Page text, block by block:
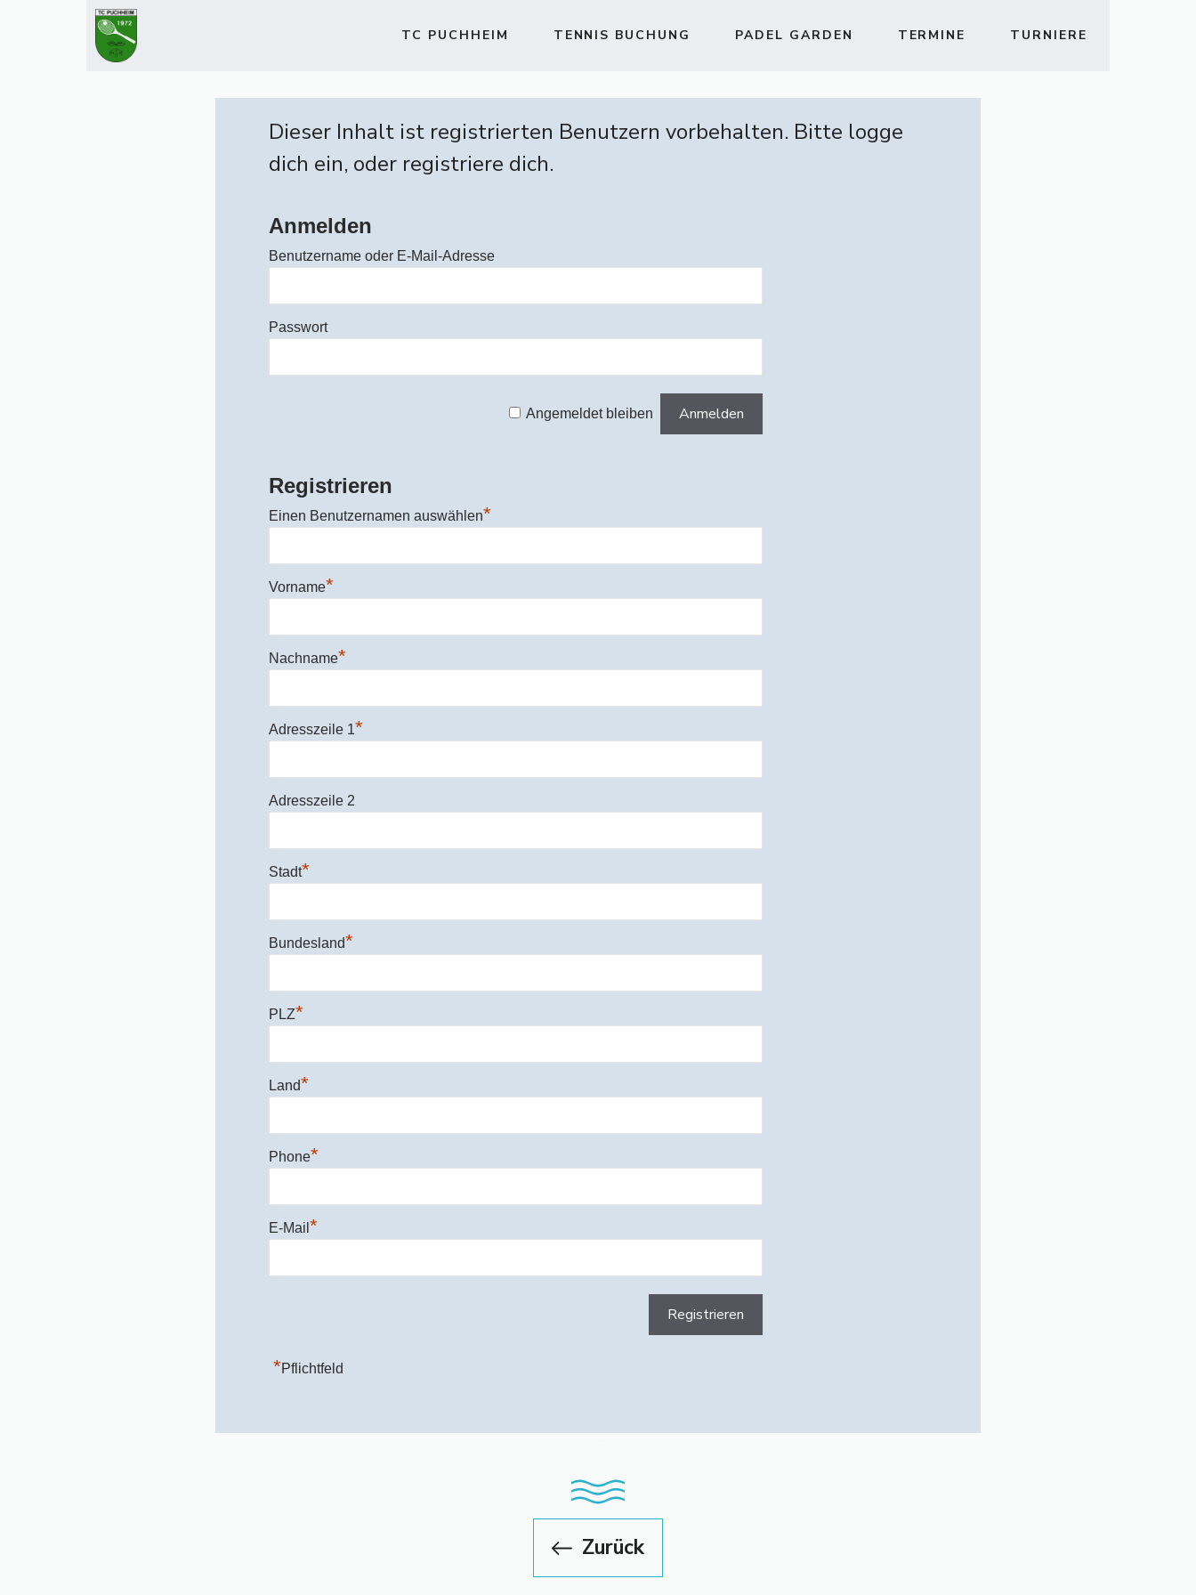
TC PUCHHEIM TENNIS BUCHUNG PADEL GARDEN TERMINE TURNIERE
Dieser Inhalt ist registrierten Benutzern vorbehalten. Bitte logge
dich ein, oder registriere dich.
Anmelden
Benutzername oder E-Mail-Adresse
Passwort
Angemeldet bleiben
Registrieren
Einen Benutzernamen auswählen*
Vorname*
Nachname*
Adresszeile 1*
Adresszeile 2
Stadt*
Bundesland*
PLZ*
Land*
Phone*
E-Mail *
*Pflichtfeld
Zurück